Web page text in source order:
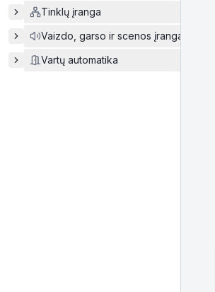
Tinklų įranga
Vaizdo, garso ir scenos įranga
Vartų automatika